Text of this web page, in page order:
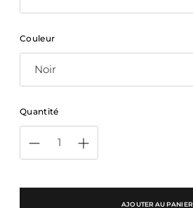
Couleur
Quantité
AJOUTER AU PANIER